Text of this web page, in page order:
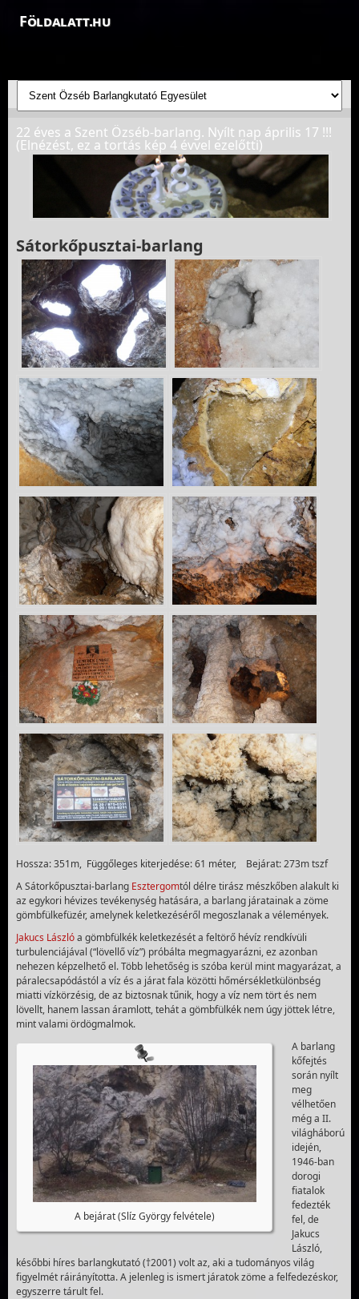
Földalatt.hu
Felfedezések a föld alatt - feltáró barlangkutatások
22 éves a Szent Özséb-barlang. Nyílt nap április 17 !!!
(Elnézést, ez a tortás kép 4 évvel ezelőtti)
Sátorkőpusztai-barlang
Hossza: 351m, Függőleges kiterjedése: 61 méter, Bejárat: 273m tszf
A Sátorkőpusztai-barlang Esztergomtól délre tirász mészkőben alakult ki
az egykori hévizes tevékenység hatására, a barlang járatainak a zöme
gömbfülkefüzér, amelynek keletkezéséről megoszlanak a vélemények.
Jakucs Lászlóa gömbfülkék keletkezését a feltörő hévíz rendkívüli
turbulenciájával (“lövellő víz”) próbálta megmagyarázni, ez azonban
nehezen képzelhető el. Több lehetőség is szóba kerül mint magyarázat, a
páralecsapódástól a víz és a járat fala közötti hőmérsékletkülönbség
miatti vízkörzésig, de az biztosnak tűnik, hogy a víz nem tört és nem
lövellt, hanem lassan áramlott, tehát a gömbfülkék nem úgy jöttek létre,
mint valami ördögmalmok.
A bejárat (Slíz György felvétele)
A barlang
kőfejtés
során nyílt
meg
vélhetően
még a II.
világháború
idején,
1946-ban
dorogi
fiatalok
fedezték
fel, de
Jakucs
László,
későbbi híres barlangkutató (†2001) volt az, aki a tudományos világ
figyelmét ráirányította. A jelenleg is ismert járatok zöme a felfedezéskor,
egyszerre tárult fel.